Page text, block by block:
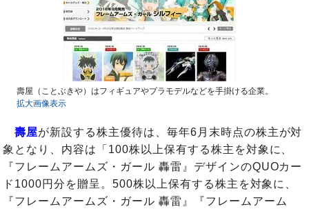
壽屋（ことぶきや）はフィギュアやプラモデルなどを手掛ける企業。
拡大画像表示
壽屋が新設する株主優待は、毎年6月末時点の株主が対
象となり、内容は「100株以上保有する株主を対象に、
『フレームアームズ・ガール 轟雷』デザインのQUOカー
ド1000円分を贈呈。500株以上保有する株主を対象に、
『フレームアームズ・ガール 轟雷』『フレームアーム